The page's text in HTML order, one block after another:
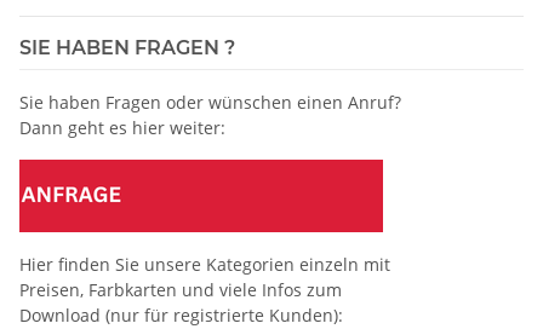
SIE HABEN FRAGEN ?
Sie haben Fragen oder wünschen einen Anruf?
Dann geht es hier weiter:
Hier finden Sie unsere Kategorien einzeln mit
Preisen, Farbkarten und viele Infos zum
Download (nur für registrierte Kunden):